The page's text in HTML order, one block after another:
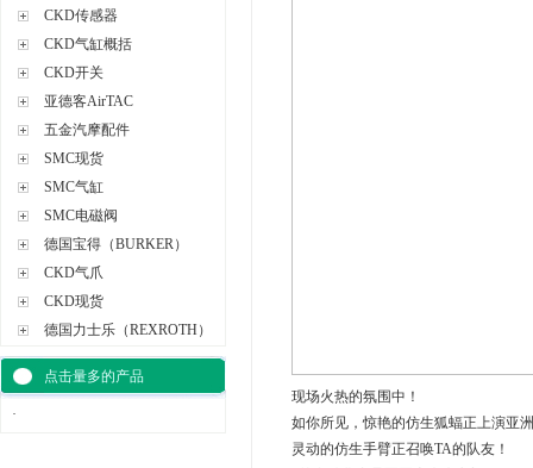
CKD传感器
CKD气缸概括
CKD开关
亚德客AirTAC
五金汽摩配件
SMC现货
SMC气缸
SMC电磁阀
德国宝得（BURKER）
CKD气爪
CKD现货
德国力士乐（REXROTH）
点击量多的产品
·
现场火热的氛围中！
如你所见，惊艳的仿生狐蝠正上演亚
灵动的仿生手臂正召唤TA的队友！